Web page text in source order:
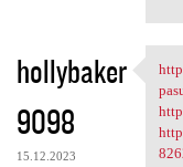
hollybaker
9098
15.12.2023